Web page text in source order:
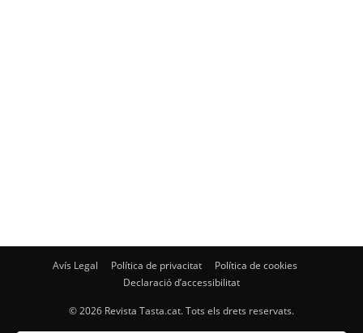
Avís Legal Política de privacitat
Política de cookies
Declaració d’accessibilitat
© 2026 Revista Tasta.cat. Tots els drets reservats.